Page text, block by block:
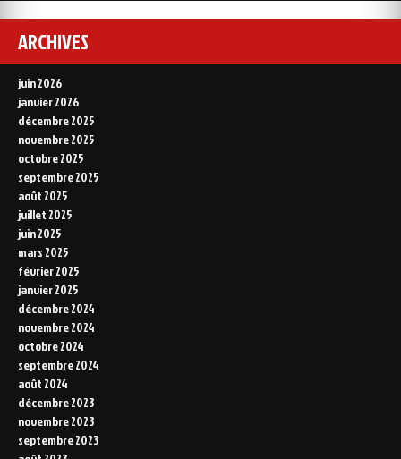
ARCHIVES
juin 2026
janvier 2026
décembre 2025
novembre 2025
octobre 2025
septembre 2025
août 2025
juillet 2025
juin 2025
mars 2025
février 2025
janvier 2025
décembre 2024
novembre 2024
octobre 2024
septembre 2024
août 2024
décembre 2023
novembre 2023
septembre 2023